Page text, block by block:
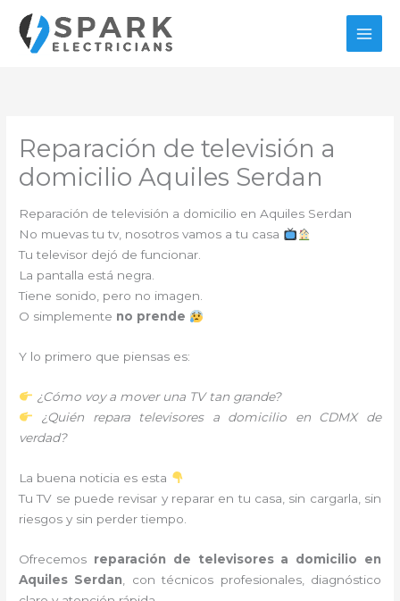
contenido
Reparación de televisión a
domicilio Aquiles Serdan
Reparación de televisión a domicilio en Aquiles Serdan
No muevas tu tv, nosotros vamos a tu casa
Tu televisor dejó de funcionar.
La pantalla está negra.
Tiene sonido, pero no imagen.
O simplemente no prende
Y lo primero que piensas es:
¿Cómo voy a mover una TV tan grande?
¿Quién repara televisores a domicilio en CDMX de
verdad?
La buena noticia es esta
Tu TV se puede revisar y reparar en tu casa, sin cargarla, sin
riesgos y sin perder tiempo.
Ofrecemos reparación de televisores a domicilio en
Aquiles Serdan , con técnicos profesionales, diagnóstico